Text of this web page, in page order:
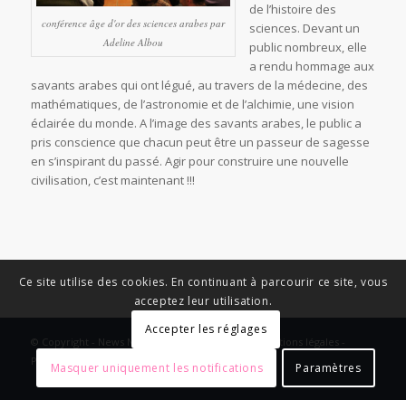
conférence âge d'or des sciences arabes par
Adeline Albou
de l’histoire des
sciences. Devant un
public nombreux, elle
a rendu hommage aux
savants arabes qui ont légué, au travers de la médecine, des
mathématiques, de l’astronomie et de l’alchimie, une vision
éclairée du monde. A l’image des savants arabes, le public a
pris conscience que chacun peut être un passeur de sagesse
en s’inspirant du passé. Agir pour construire une nouvelle
civilisation, c’est maintenant !!!
© Copyright - News Nouvelle Acropole - 2023 - Mentions légales -
Politique de confidentialité
Ce site utilise des cookies. En continuant à parcourir ce site, vous
acceptez leur utilisation.
Accepter les réglages
Masquer uniquement les notifications Paramètres